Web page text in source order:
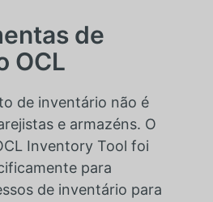
de
OCL
de inventário não é
e armazéns. O
Inventory Tool foi
para
de inventário para